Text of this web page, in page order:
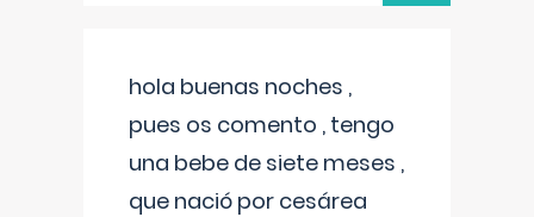
hola buenas noches ,
pues os comento , tengo
una bebe de siete meses ,
que nació por cesárea